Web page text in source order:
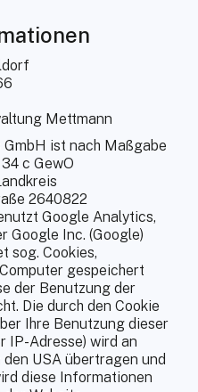
Mettmann
ist nach Maßgabe
c GewO
2640822
Google Analytics,
Google Inc. (Google)
sog. Cookies,
gespeichert
der Benutzung der
Die durch den Cookie
Ihre Benutzung dieser
IP-Adresse) wird an
USA übertragen und
diese Informationen